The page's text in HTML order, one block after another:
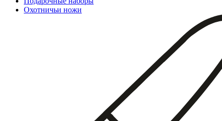
Охотничьи ножи